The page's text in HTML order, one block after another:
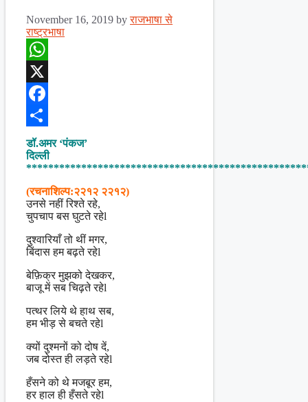
November 16, 2019 byराजभाषा से
राष्ट्रभाषा
WhatsApp
X
Facebook
Share
डॉ.अमर ‘पंकज’
दिल्ली
(रचनाशिल्प:२२१२ २२१२)
उनसे नहीं रिश्ते रहे,
चुपचाप बस घुटते रहेl
दुश्वारियाँ तो थीं मगर,
बिंदास हम बढ़ते रहेl
बेफ़िक्र मुझको देखकर,
बाजू में सब चिढ़ते रहेl
पत्थर लिये थे हाथ सब,
हम भीड़ से बचते रहेl
क्यों दुश्मनों को दोष दें,
जब दोस्त ही लड़ते रहेl
हँसने को थे मजबूर हम,
हर हाल ही हँसते रहेl